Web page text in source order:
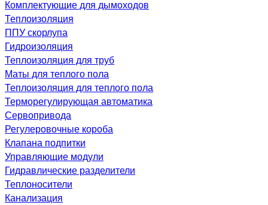
Комплектующие для дымоходов
Теплоизоляция
ППУ скорлупа
Гидроизоляция
Теплоизоляция для труб
Маты для теплого пола
Теплоизоляция для теплого пола
Терморегулирующая автоматика
Сервопривода
Регулеровочные короба
Клапана подпитки
Управляющие модули
Гидравлические разделители
Теплоносители
Канализация